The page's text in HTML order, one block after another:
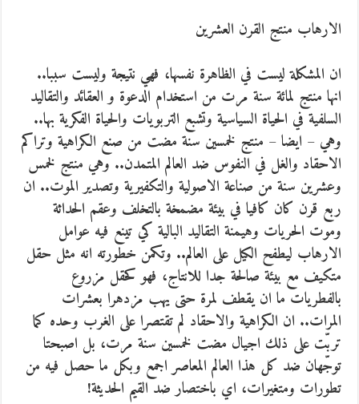
الارهاب منتج القرن العشرين
ان المشكلة ليست في الظاهرة نفسها، فهي نتيجة وليست سببا..
انها منتج لمائة سنة مرت من استخدام الدعوة و العقائد والتقاليد
السلفية في الحياة السياسية وتشبع التربويات والحياة الفكرية بها..
وهي – ايضا – منتج لخمسين سنة مضت من صنع الكراهية وتراكم
الاحقاد والغل في النفوس ضد العالم المتمدن.. وهي منتج لخمس
وعشرين سنة من صناعة الاصولية والتكفيرية وتصدير الموت.. ان
ربع قرن كان كافيا في بيئة مضمخة بالتخلف وعقم الحداثة
وموت الحريات وهيمنة التقاليد البالية كي تينع فيه عوامل
الارهاب ليطفح الكيل على العالم.. وتكمن خطورته انه مثل حقل
متكيف مع بيئة صالحة جدا للانتاج، فهو كحقل مزروع
بالفطريات ما ان يقطف لمرة حتى يهب مزدهرا بعشرات
المرات.. ان الكراهية والاحقاد لم تقتصرا على الغرب وحده كما
تربّت على ذلك اجيال مضت لخمسين سنة مرت، بل اصبحتا
توجّهان ضد كل هذا العالم المعاصر اجمع وبكل ما حصل فيه من
تطورات ومتغيرات، اي باختصار ضد القيم الحديثة!